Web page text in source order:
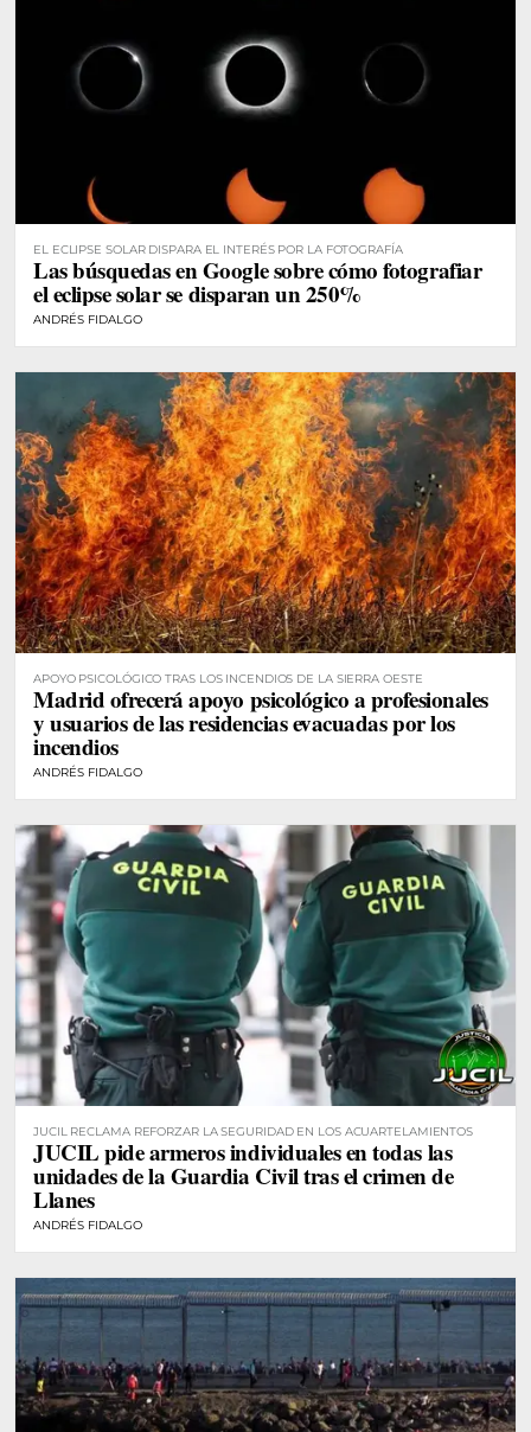
EL ECLIPSE SOLAR DISPARA EL INTERÉS POR LA FOTOGRAFÍA
Las búsquedas en Google sobre cómo fotografiar
el eclipse solar se disparan un 250%
ANDRÉS FIDALGO
APOYO PSICOLÓGICO TRAS LOS INCENDIOS DE LA SIERRA OESTE
Madrid ofrecerá apoyo psicológico a profesionales
y usuarios de las residencias evacuadas por los
incendios
ANDRÉS FIDALGO
JUCIL RECLAMA REFORZAR LA SEGURIDAD EN LOS ACUARTELAMIENTOS
JUCIL pide armeros individuales en todas las
unidades de la Guardia Civil tras el crimen de
Llanes
ANDRÉS FIDALGO